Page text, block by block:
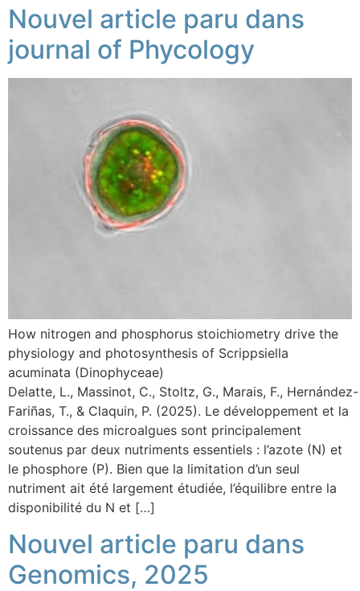
Nouvel article paru dans
journal of Phycology
How nitrogen and phosphorus stoichiometry drive the
physiology and photosynthesis of Scrippsiella
acuminata (Dinophyceae)
Delatte, L., Massinot, C., Stoltz, G., Marais, F., Hernández-
Fariñas, T., & Claquin, P. (2025). Le développement et la
croissance des microalgues sont principalement
soutenus par deux nutriments essentiels : l’azote (N) et
le phosphore (P). Bien que la limitation d’un seul
nutriment ait été largement étudiée, l’équilibre entre la
disponibilité du N et […]
Nouvel article paru dans
Genomics, 2025